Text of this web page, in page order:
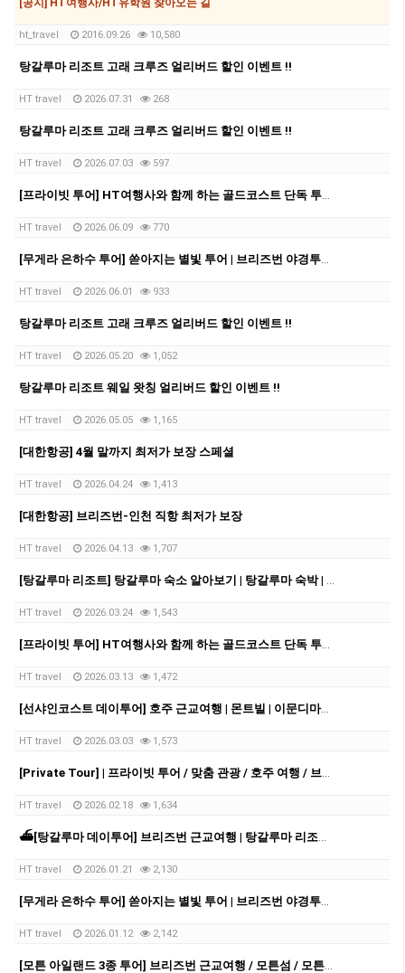
[공지] HT여행사/HT유학원 찾아오는 길
ht_travel 2016.09.26 10,580
탕갈루마 리조트 고래 크루즈 얼리버드 할인 이벤트 !!
HT travel 2026.07.31 268
탕갈루마 리조트 고래 크루즈 얼리버드 할인 이벤트 !!
HT travel 2026.07.03 597
[프라이빗 투어] HT여행사와 함께 하는 골드코스트 단독 투어!!!
HT travel 2026.06.09 770
[무게라 은하수 투어] 쏟아지는 별빛 투어 | 브리즈번 야경투어 | 먹음직스러운 BBQ와 한강라면을 뛰어넘을 무게라 라면까지!
HT travel 2026.06.01 933
탕갈루마 리조트 고래 크루즈 얼리버드 할인 이벤트 !!
HT travel 2026.05.20 1,052
탕갈루마 리조트 웨일 왓칭 얼리버드 할인 이벤트 !!
HT travel 2026.05.05 1,165
[대한항공] 4월 말까지 최저가 보장 스페셜
HT travel 2026.04.24 1,413
[대한항공] 브리즈번-인천 직항 최저가 보장
HT travel 2026.04.13 1,707
[탕갈루마 리조트] 탕갈루마 숙소 알아보기 | 탕갈루마 숙박 | 탕갈루마 리조트 예약
HT travel 2026.03.24 1,543
[프라이빗 투어] HT여행사와 함께 하는 골드코스트 단독 투어!!!
HT travel 2026.03.13 1,472
[선샤인코스트 데이투어] 호주 근교여행 | 몬트빌 | 이문디마켓 | 누사비치| 썬샤인코스트
HT travel 2026.03.03 1,573
[Private Tour] | 프라이빗 투어 / 맞춤 관광 / 호주 여행 / 브리즈번 여행 / 브리즈번 근교여행
HT travel 2026.02.18 1,634
⛴️[탕갈루마 데이투어] 브리즈번 근교여행 | 탕갈루마 리조트 | 탕갈루마 | 데이크루즈 | 크루즈투어 | 돌고래 | 스노쿨링 | 샌드보딩
HT travel 2026.01.21 2,130
[무게라 은하수 투어] 쏟아지는 별빛 투어 | 브리즈번 야경투어 | 먹음직스러운 BBQ와 한강라면을 뛰어넘을 무게라 라면까지!
HT travel 2026.01.12 2,142
[모튼 아일랜드 3종 투어] 브리즈번 근교여행 / 모튼섬 / 모튼섬투어 / 호주 데이투어 / 브리즈번 데이투어